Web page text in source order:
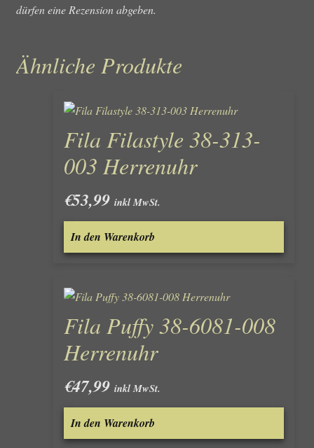
dürfen eine Rezension abgeben.
Ähnliche Produkte
Fila Filastyle 38-313-
003 Herrenuhr
€53,99 inkl MwSt.
In den Warenkorb
Fila Puffy 38-6081-008
Herrenuhr
€47,99 inkl MwSt.
In den Warenkorb